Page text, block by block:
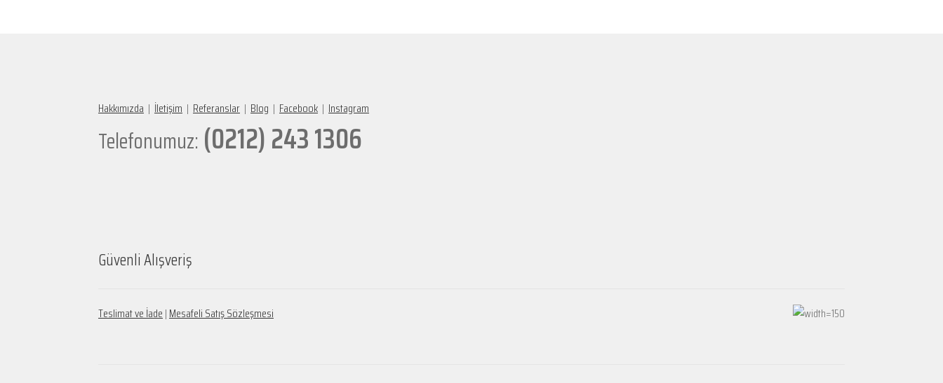
Hakkımızda | İletişim | Referanslar | Blog | Facebook | Instagram
Telefonumuz: (0212) 243 1306
Güvenli Alışveriş
Teslimat ve İade|Mesafeli Satış Sözleşmesi